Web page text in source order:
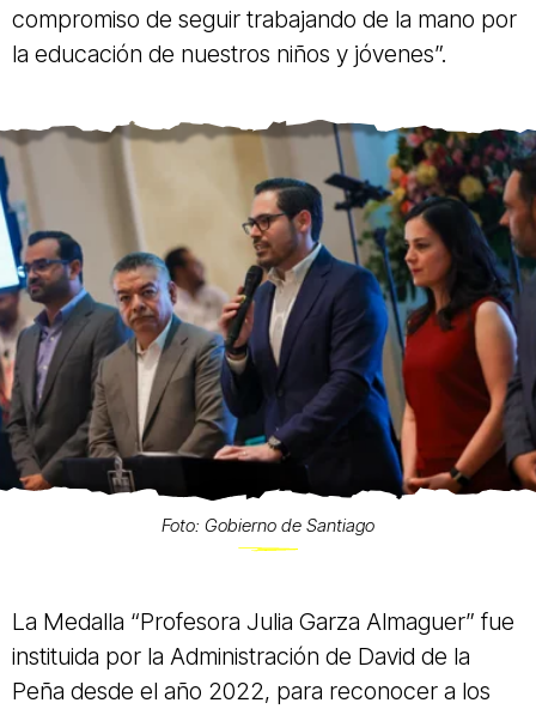
compromiso de seguir trabajando de la mano por
la educación de nuestros niños y jóvenes”.
Foto: Gobierno de Santiago
La Medalla “Profesora Julia Garza Almaguer” fue
instituida por la Administración de David de la
Peña desde el año 2022, para reconocer a los